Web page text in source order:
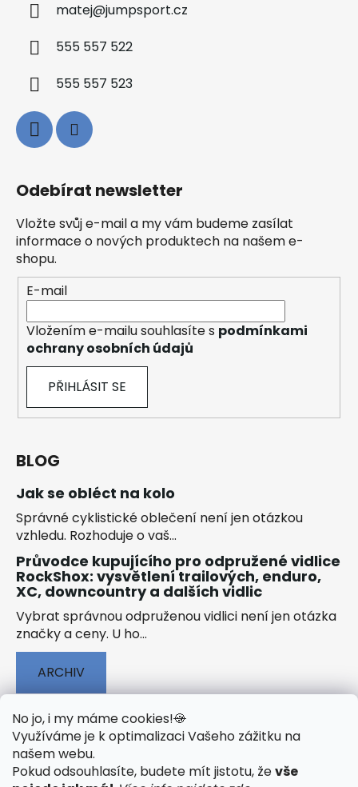
No jo, i my máme cookies!🍪
Využíváme je k optimalizaci Vašeho zážitku na
našem webu.
Pokud odsouhlasíte, budete mít jistotu, ževše
matej@jumpsport.cz
555 557 522
555 557 523
Odebírat newsletter
Vložte svůj e-mail a my vám budeme zasílat
informace o nových produktech na našem e-
shopu.
E-mail
Vložením e-mailu souhlasíte s podmínkami
ochrany osobních údajů
PŘIHLÁSIT SE
BLOG
Jak se obléct na kolo
Správné cyklistické oblečení není jen otázkou
vzhledu. Rozhoduje o vaš...
Průvodce kupujícího pro odpružené vidlice
RockShox: vysvětlení trailových, enduro,
XC, downcountry a dalších vidlic
Vybrat správnou odpruženou vidlici není jen otázka
značky a ceny. U ho...
ARCHIV
🟢 TECHNOLOGIE
🟢 O ELEKTROKOLECH
🟢 NÁVODY KE STAŽENÍ